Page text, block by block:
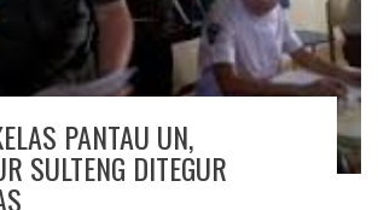
PANTAU UN,
SULTENG DITEGUR